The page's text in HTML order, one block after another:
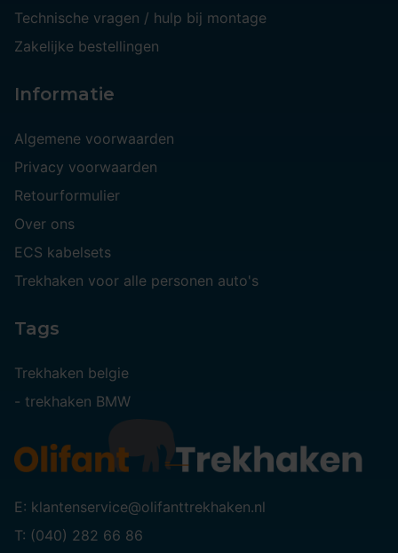
Technische vragen / hulp bij montage
Zakelijke bestellingen
Informatie
Algemene voorwaarden
Privacy voorwaarden
Retourformulier
Over ons
ECS kabelsets
Trekhaken voor alle personen auto's
Tags
Trekhaken belgie
- trekhaken BMW
E: klantenservice@olifanttrekhaken.nl
T: (040) 282 66 86